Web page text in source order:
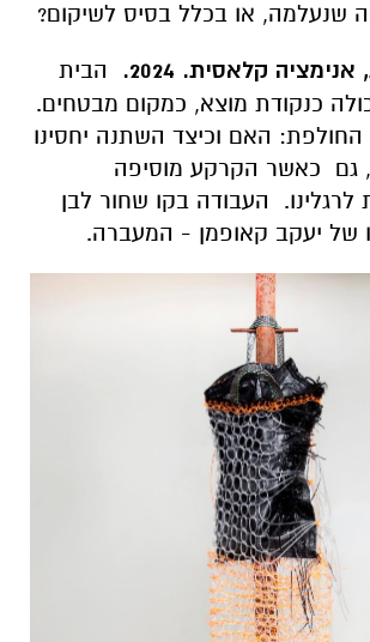
שנעלמה, או בכלל בסיס לשיקום?
קלאסית. 2024.
הבית
כנקודת מוצא, כמקום מבטחים.
האם וכיצד השתנה יחסינו
גם כאשר הקרקע מוסיפה
העבודה בקו שחור לבן
של יעקב קאופמן - המעברה.